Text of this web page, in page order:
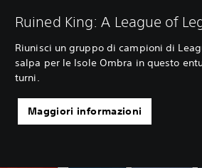
Ruined King: A League of
Riunisci un gruppo di campioni di
salpa per le Isole Ombra in questo
turni.
Maggiori informazioni